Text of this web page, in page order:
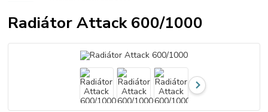
Radiátor Attack 600/1000